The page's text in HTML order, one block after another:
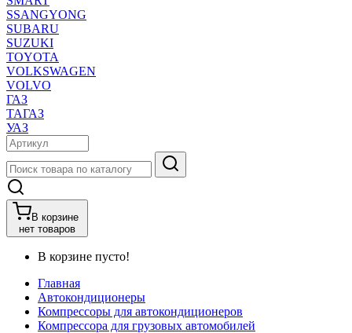
SSANGYONG
SUBARU
SUZUKI
TOYOTA
VOLKSWAGEN
VOLVO
ГАЗ
ТАГАЗ
УАЗ
В корзине
нет товаров
В корзине пусто!
Главная
Автокондиционеры
Компрессоры для автокондиционеров
Компрессора для грузовых автомобилей